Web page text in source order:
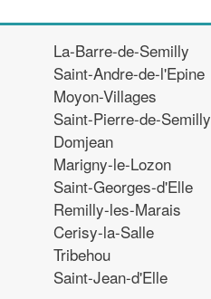
La-Barre-de-Semilly
Saint-Andre-de-l'Epine
Moyon-Villages
Saint-Pierre-de-Semilly
Domjean
Marigny-le-Lozon
Saint-Georges-d'Elle
Remilly-les-Marais
Cerisy-la-Salle
Tribehou
Saint-Jean-d'Elle